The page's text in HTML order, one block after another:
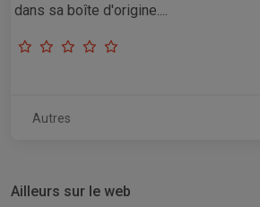
dans sa boîte d'origine....
Autres
Ailleurs sur le web